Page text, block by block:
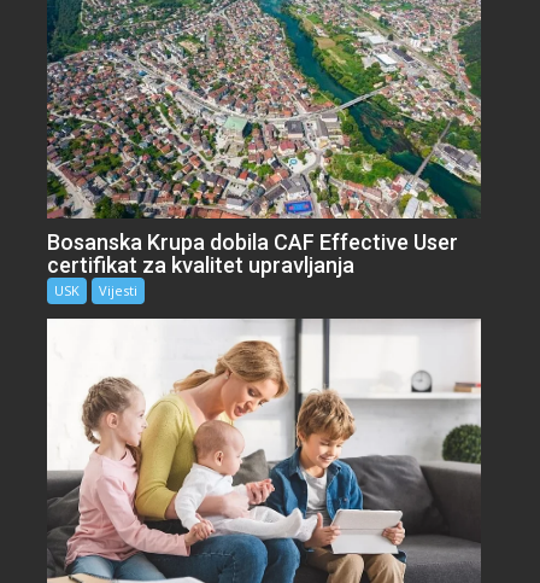
Bosanska Krupa dobila CAF Effective User
certifikat za kvalitet upravljanja
USK Vijesti